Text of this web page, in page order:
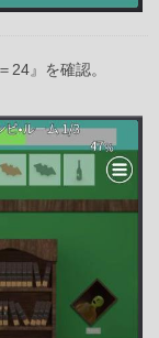
24』を確認。